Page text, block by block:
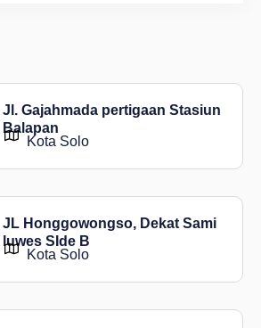
Jl. Gajahmada pertigaan Stasiun
Balapan
Kota Solo
JL Honggowongso, Dekat Sami
luwes SIde B
Kota Solo